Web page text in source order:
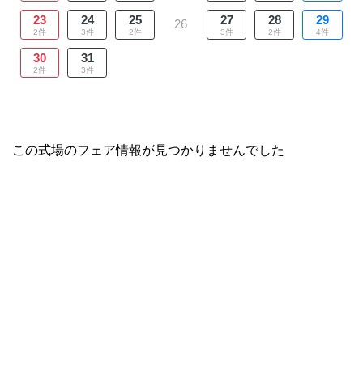
23
2件
24
3件
25
2件
26 27
3件
28
2件
29
4件
30
2件
31
3件
この式場のフェア情報が見つかりませんでした